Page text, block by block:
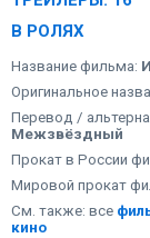
В РОЛЯХ
Название фильма:
Оригинальное
Перевод /
Межзвёздный
Прокат в России
Мировой прокат
См. также: все
кино